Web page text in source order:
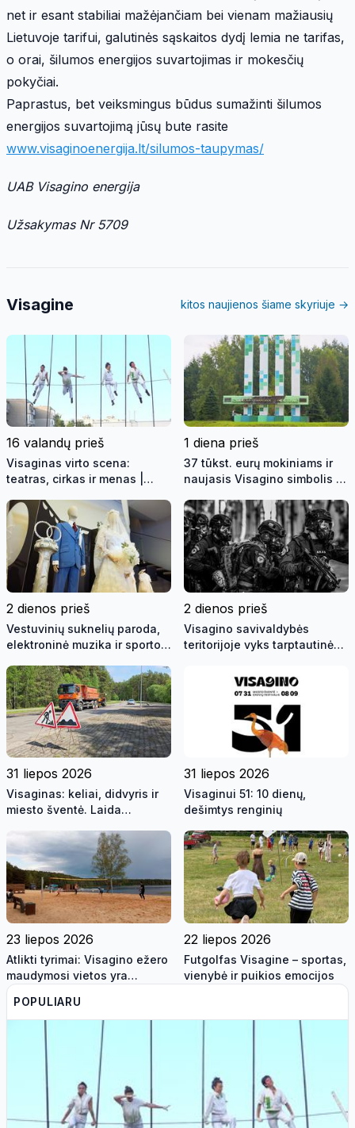
net ir esant stabiliai mažėjančiam bei vienam mažiausių
Lietuvoje tarifui, galutinės sąskaitos dydį lemia ne tarifas,
o orai, šilumos energijos suvartojimas ir mokesčių
pokyčiai.
Paprastus, bet veiksmingus būdus sumažinti šilumos
energijos suvartojimą jūsų bute rasite
www.visaginoenergija.lt/silumos-taupymas/
UAB Visagino energija
Užsakymas Nr 5709
Visagine kitos naujienos šiame skyriuje →
16 valandų prieš
Visaginas virto scena:
teatras, cirkas ir menas |
(video)
1 diena prieš
37 tūkst. eurų mokiniams ir
naujasis Visagino simbolis |
2026 08 06 (video)
2 dienos prieš
Vestuvinių suknelių paroda,
elektroninė muzika ir sporto
2026 08 05 (video)
2 dienos prieš
Visagino savivaldybės
teritorijoje vyks tarptautinės
31 liepos 2026
Visaginas: keliai, didvyris ir
miesto šventė. Laida
31 (video)
31 liepos 2026
Visaginui 51: 10 dienų,
dešimtys renginių
23 liepos 2026
Atlikti tyrimai: Visagino ežero
maudymosi vietos yra
saugios maudynėms
22 liepos 2026
Futgolfas Visagine – sportas,
vienybė ir puikios emocijos
POPULIARU